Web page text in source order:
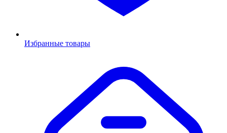
Избранные товары